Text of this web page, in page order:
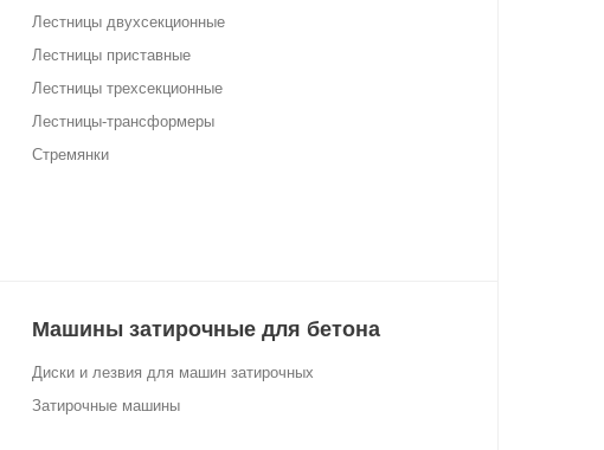
Лестницы двухсекционные
Лестницы приставные
Лестницы трехсекционные
Лестницы-трансформеры
Стремянки
Машины затирочные для бетона
Диски и лезвия для машин затирочных
Затирочные машины